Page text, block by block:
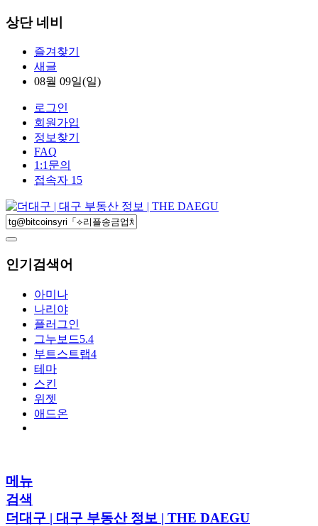
상단 네비
즐겨찾기
새글
08월 09일(일)
로그인
회원가입
정보찾기
FAQ
1:1문의
접속자 15
인기검색어
아미나
나리야
플러그인
그누보드5.4
부트스트랩4
테마
스킨
위젯
애드온
메뉴
검색
더대구 | 대구 부동산 정보 | THE DAEGU